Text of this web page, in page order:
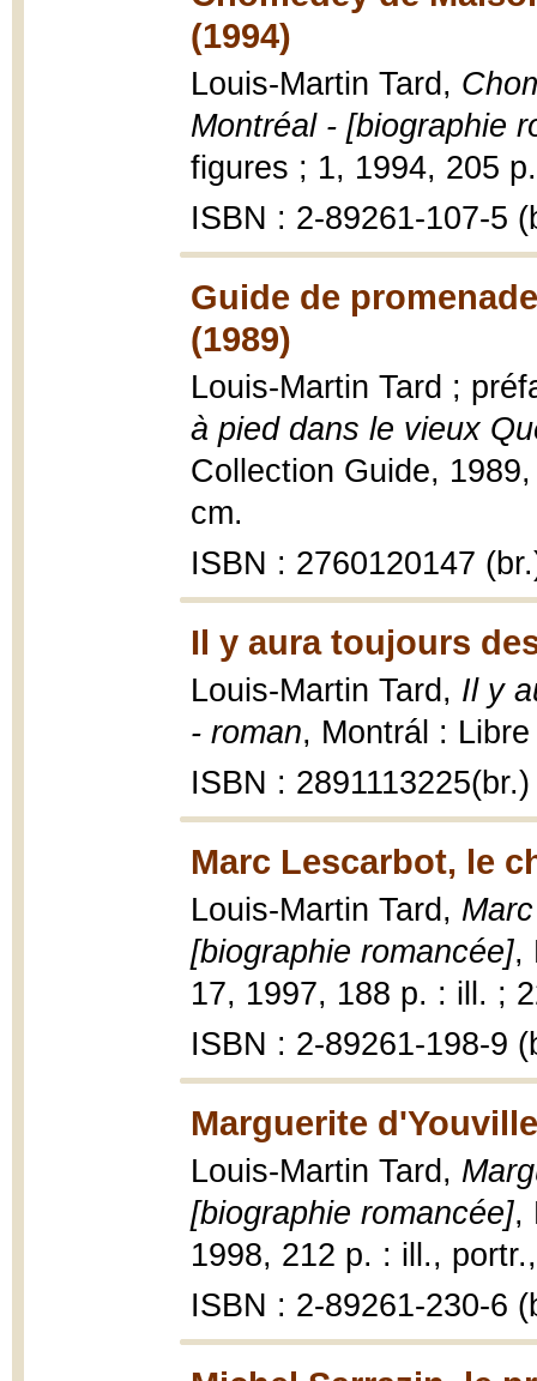
(1994)
Louis-Martin Tard,
Montréal - [biographie
figures ; 1, 1994, 205
ISBN : 2-89261-107-5
Guide de
(1989)
Louis-Martin Tard ;
à pied dans le vieux
Collection Guide,
cm.
ISBN : 2760120147
Il y aura toujours
Louis-Martin Tard, Il y
- roman, Montrál :
ISBN : 2891113225(br.)
Marc Lescarbot, le
Louis-Martin Tard,
[biographie romancée],
17, 1997, 188 p. : ill. ;
ISBN : 2-89261-198-9
Marguerite
Louis-Martin Tard,
[biographie romancée],
1998, 212 p. : ill.,
ISBN : 2-89261-230-6